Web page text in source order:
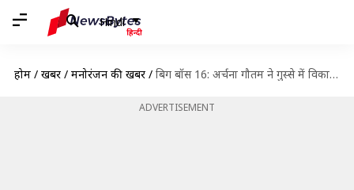
Hindi
होम / खबरें / मनोरंजन की खबरें / बिग बॉस 16: अर्चना गौतम ने गुस्से में विकास पर फेंका खौलता पानी
ADVERTISEMENT